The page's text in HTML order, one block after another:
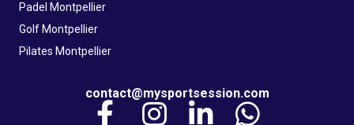
Padel Montpellier
Golf Montpellier
Pilates Montpellier
contact@mysportsession.com